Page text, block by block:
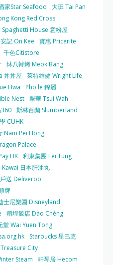
家Star Seafood
大班 Tai Pan
Kong Red Cross
Spaghetti House 意粉屋
安記 On Kee
實惠 Pricerite
千色Citistore
炑八韓烤 Meok Bang
丼丼屋
萊特維健 Wright Life
Hwa
Pho le 錦麗
Nest 翠華 Tsui Wah
斯林百蘭 Slumberland
CUHK
Nam Pei Hong
Palace
HK 利東集團 Lei Tung
Kawai 日本肝油丸
送 Deliveroo
牌
士尼樂園 Disneyland
稻埕飯店 Dào Chéng
堂 Wai Yuen Tong
Starbucks 星巴克
City
Steam 軒琴居 Hecom